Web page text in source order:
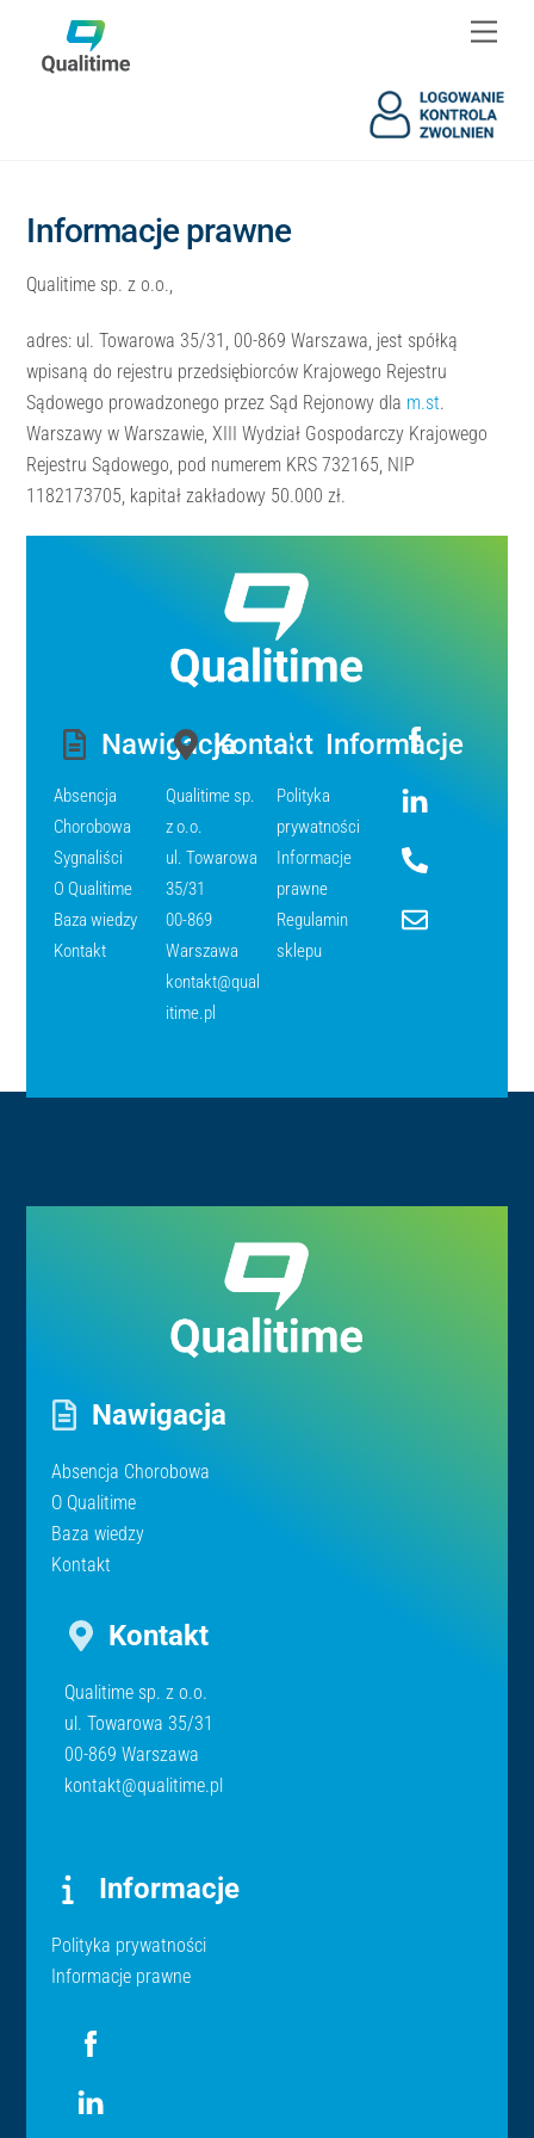
content
content
Informacje prawne
Qualitime sp. z o.o.,
adres: ul. Towarowa 35/31, 00-869 Warszawa, jest spółką
wpisaną do rejestru przedsiębiorców Krajowego Rejestru
Sądowego prowadzonego przez Sąd Rejonowy dla m.st.
Warszawy w Warszawie, XIII Wydział Gospodarczy Krajowego
Rejestru Sądowego, pod numerem KRS 732165, NIP
1182173705, kapitał zakładowy 50.000 zł.
Nawigacja
Absencja
Chorobowa
Sygnaliści
O Qualitime
Baza wiedzy
Kontakt
Kontakt
Qualitime sp.
z o.o.
ul. Towarowa
35/31
00-869
Warszawa
kontakt@qual
itime.pl
Informacje
Polityka
prywatności
Informacje
prawne
Regulamin
sklepu
Icon
label
Icon
label
Icon
label
Icon
Nawigacja
Absencja Chorobowa
O Qualitime
Baza wiedzy
Kontakt
Kontakt
Qualitime sp. z o.o.
ul. Towarowa 35/31
00-869 Warszawa
kontakt@qualitime.pl
Informacje
Polityka prywatności
Informacje prawne
Icon
label
Icon